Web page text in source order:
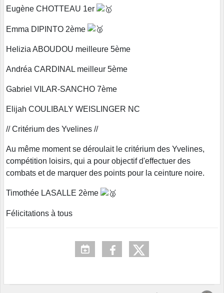
Eugène CHOTTEAU 1er
Emma DIPINTO 2ème
Helizia ABOUDOU meilleure 5ème
Andréa CARDINAL meilleur 5ème
Gabriel VILAR-SANCHO 7ème
Elijah COULIBALY WEISLINGER NC
// Critérium des Yvelines //
Au même moment se déroulait le critérium des Yvelines,
compétition loisirs, qui a pour objectif d'effectuer des
combats et de marquer des points pour la ceinture noire.
Timothée LASALLE 2ème
Félicitations à tous